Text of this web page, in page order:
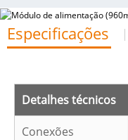
Especificações
Detalhes técnicos
Conexões